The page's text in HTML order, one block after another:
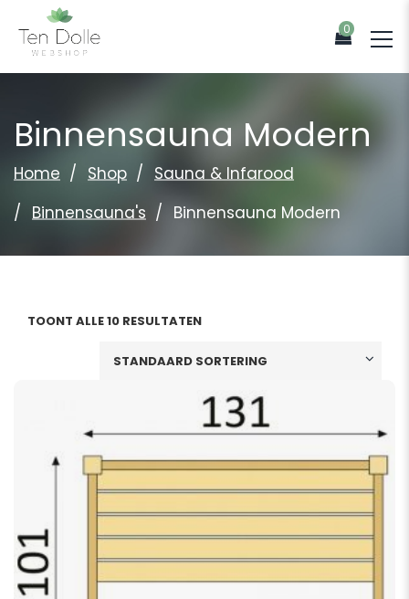
0
Binnensauna Modern
Home Shop
Sauna & Infarood
Binnensauna's
Binnensauna Modern
TOONT ALLE 10 RESULTATEN